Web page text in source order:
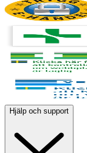
Hjälp och support